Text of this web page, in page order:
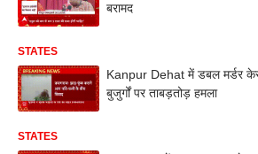
बरामद
STATES
Kanpur Dehat में डबल मर्डर
बुजुर्गों पर ताबड़तोड़ हमला
STATES